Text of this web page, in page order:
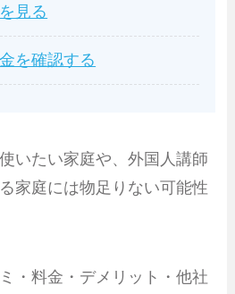
見る
を確認する
いたい家庭や、外国人講師
家庭には物足りない可能性
・料金・デメリット・他社